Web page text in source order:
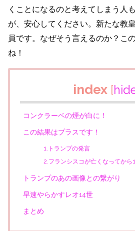
くことになるのと考えてしまう人
が、安心してください。新たな教
員です。なぜそう言えるのか？こ
ね！
index [
コンクラーベの煙が白に！
この結果はプラスです！
1.トランプの発言
2.フランシスコが亡くなってから
トランプのあの画像との繋がり
早速やらかすレオ14世
まとめ